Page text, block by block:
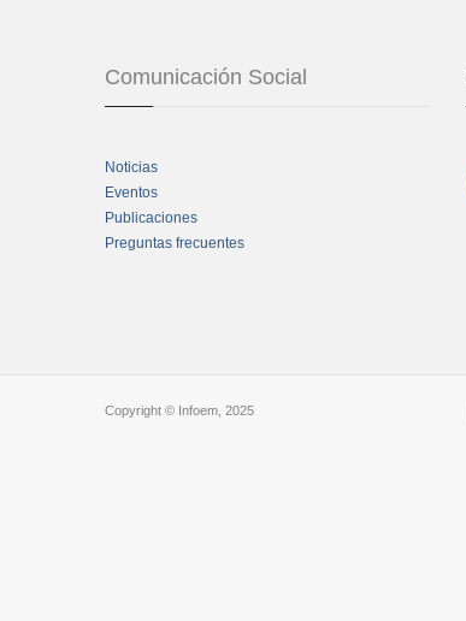
Comunicación Social
Noticias
Eventos
Publicaciones
Preguntas frecuentes
Copyright © Infoem, 2025